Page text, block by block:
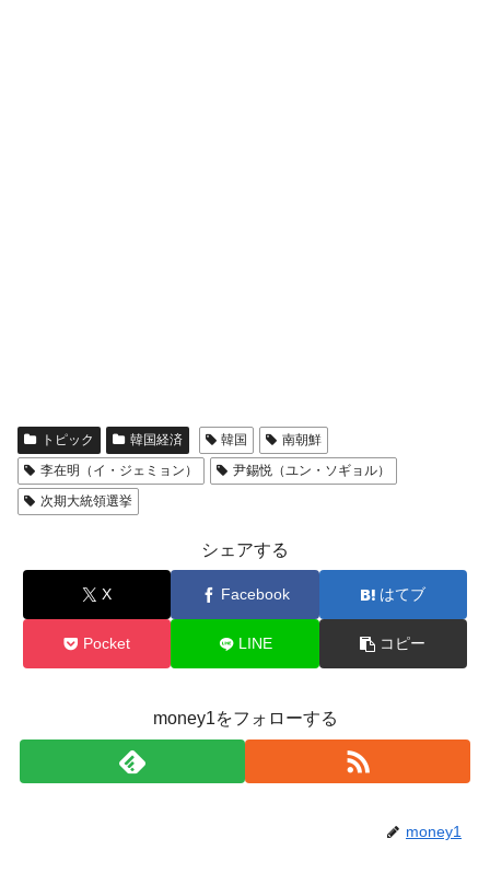
トピック 韓国経済 韓国
南朝鮮
李在明（イ・ジェミョン）
尹錫悦（ユン・ソギョル）
次期大統領選挙
シェアする
X Facebook はてブ
Pocket LINE コピー
money1をフォローする
money1